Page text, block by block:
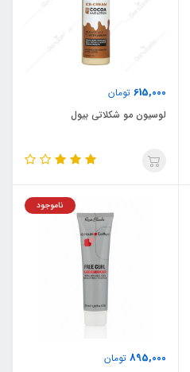
615,000 تومان
لوسیون مو شکلاتی بیول
895,000 تومان
ناموجود